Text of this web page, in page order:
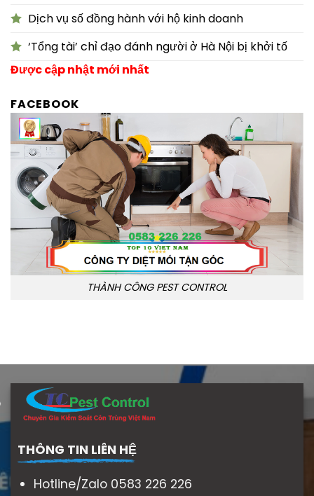
Dịch vụ số đồng hành với hộ kinh doanh
‘Tổng tài’ chỉ đạo đánh người ở Hà Nội bị khởi tố
Được cập nhật mới nhất
FACEBOOK
THÀNH CÔNG PEST CONTROL
THÔNG TIN LIÊN HỆ
Hotline/Zalo 0583 226 226